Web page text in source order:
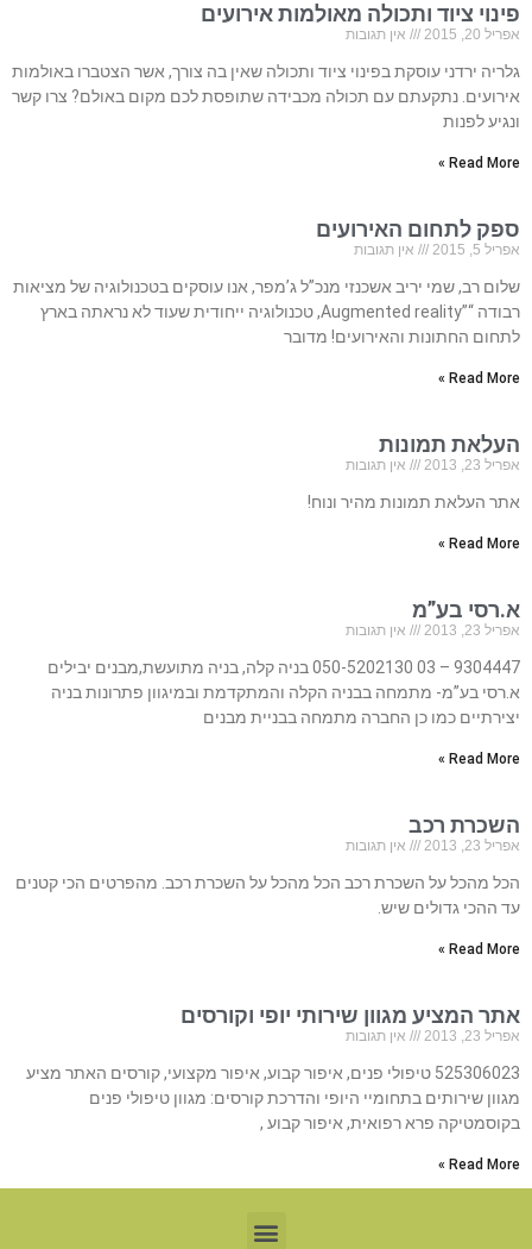
פינוי ציוד ותכולה מאולמות אירועים
אפריל 20, 2015 אין תגובות
גלריה ירדני עוסקת בפינוי ציוד ותכולה שאין בה צורך, אשר הצטברו באולמות
אירועים. נתקעתם עם תכולה מכבידה שתופסת לכם מקום באולם? צרו קשר
ונגיע לפנות
Read More »
ספק לתחום האירועים
אפריל 5, 2015 אין תגובות
שלום רב, שמי יריב אשכנזי מנכ”ל ג’מפר, אנו עוסקים בטכנולוגיה של מציאות
רבודה “”Augmented reality, טכנולוגיה ייחודית שעוד לא נראתה בארץ
לתחום החתונות והאירועים! מדובר
Read More »
העלאת תמונות
אפריל 23, 2013 אין תגובות
אתר העלאת תמונות מהיר ונוח!
Read More »
א.רסי בע”מ
אפריל 23, 2013 אין תגובות
9304447 – 03 050-5202130 בניה קלה, בניה מתועשת,מבנים יבילים
א.רסי בע”מ- מתמחה בבניה הקלה והמתקדמת ובמיגוון פתרונות בניה
יצירתיים כמו כן החברה מתמחה בבניית מבנים
Read More »
השכרת רכב
אפריל 23, 2013 אין תגובות
הכל מהכל על השכרת רכב הכל מהכל על השכרת רכב. מהפרטים הכי קטנים
עד ההכי גדולים שיש.
Read More »
אתר המציע מגוון שירותי יופי וקורסים
אפריל 23, 2013 אין תגובות
525306023 טיפולי פנים, איפור קבוע, איפור מקצועי, קורסים האתר מציע
מגוון שירותים בתחומיי היופי והדרכת קורסים: מגוון טיפולי פנים
בקוסמטיקה פרא רפואית, איפור קבוע ,
Read More »